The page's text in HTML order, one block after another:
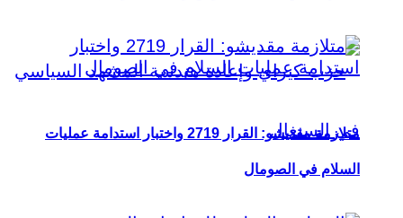
متلازمة مقديشو: القرار 2719 واختبار استدامة عمليات
السلام في الصومال